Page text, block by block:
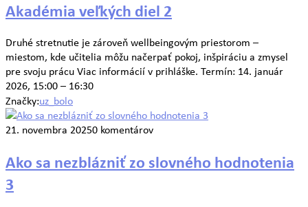
Akadémia veľkých diel 2
Druhé stretnutie je zároveň wellbeingovým priestorom –
miestom, kde učitelia môžu načerpať pokoj, inšpiráciu a zmysel
pre svoju prácu Viac informácií v prihláške. Termín: 14. január
2026, 15:00 – 16:30
Značky:uz_bolo
21. novembra 20250 komentárov
Ako sa nezblázniť zo slovného hodnotenia
3